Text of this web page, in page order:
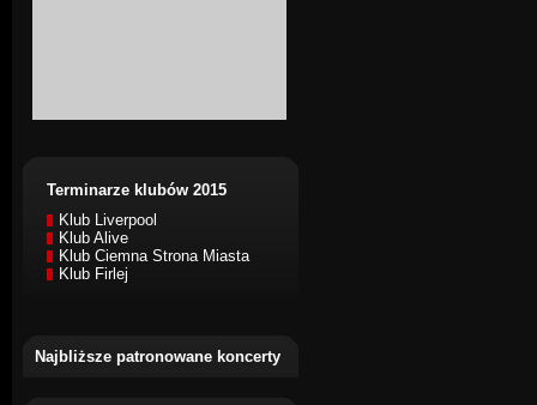
Terminarze klubów 2015
Klub Liverpool
Klub Alive
Klub Ciemna Strona Miasta
Klub Firlej
Najbliższe patronowane koncerty